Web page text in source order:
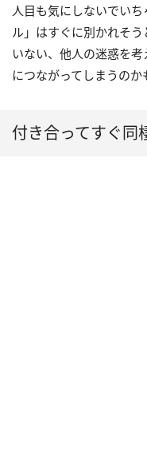
人目も気にしないでい
ル」はすぐに別かれそ
いない、他人の迷惑を
につながってしまうのか
付き合ってすぐ同